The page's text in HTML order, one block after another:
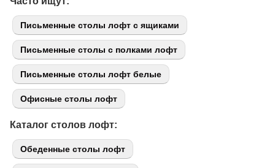
Письменные столы лофт с ящиками
Письменные столы с полками лофт
Письменные столы лофт белые
Офисные столы лофт
Каталог столов лофт:
Обеденные столы лофт